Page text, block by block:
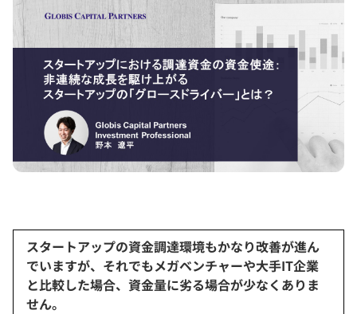
スタートアップの資金調達環境もかなり改善が進ん
でいますが、それでもメガベンチャーや大手IT企業
と比較した場合、資金量に劣る場合が少なくありま
せん。